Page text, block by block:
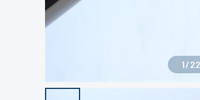
1/22